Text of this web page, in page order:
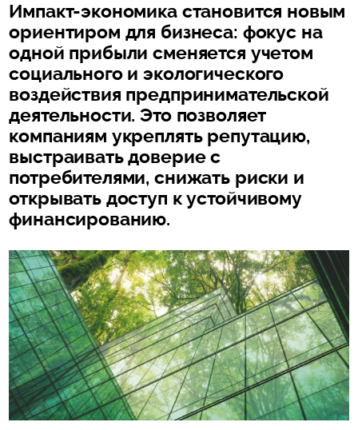
Импакт-экономика становится новым
ориентиром для бизнеса: фокус на
одной прибыли сменяется учетом
социального и экологического
воздействия предпринимательской
деятельности. Это позволяет
компаниям укреплять репутацию,
выстраивать доверие с
потребителями, снижать риски и
открывать доступ к устойчивому
финансированию.